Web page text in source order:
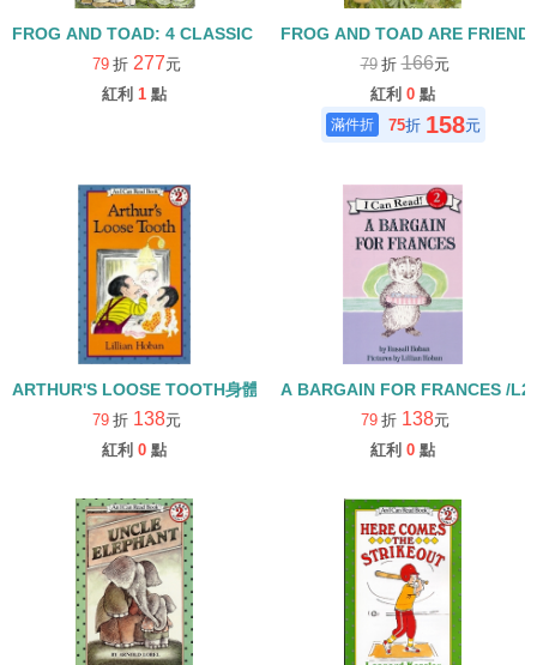
FROG AND TOAD: 4 CLASSIC STORIES OF FRIENDSHIP/I CAN
79 折 277元
紅利 1 點
FROG AND TOAD ARE
79 折166元
紅利 0 點
75折 158元
ARTHUR'S LOOSE TOOTH身體健康/ L2 [汪培珽英文書單]
79 折 138元
紅利 0 點
79 折 138元
紅利 0 點